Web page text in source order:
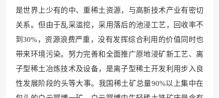
是世界上少有的中、重稀土资源，与高新技术产业有密切
关系。但由于乱采滥挖，采用落后的池浸工艺，回收率不
到30%，资源浪费严重，没有发挥综合利用的价值同时也
带来环境污染。努力完善和全面推广原地浸矿新工艺、离
子型稀土冶炼技术及设备，是离子型稀土开发利用步入良
性发展阶段的头等大事。我国稀土矿总量90%以上集中在